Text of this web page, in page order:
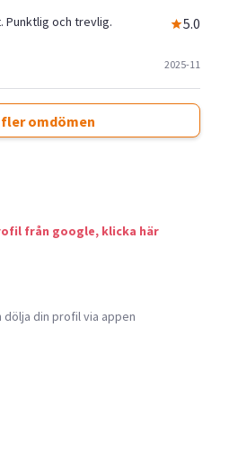
Punktlig och trevlig. 5.0
2025-11
fler omdömen
från google, klicka här
dölja din profil via appen